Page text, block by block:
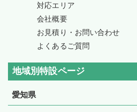
対応エリア
会社概要
お見積り・お問い合わせ
よくあるご質問
地域別特設ページ
愛知県